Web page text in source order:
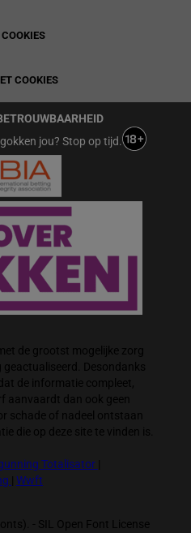
COOKIES
jou? Stop op tijd.
de grootst mogelijke zorg
Desondanks
de informatie compleet,
aanvaardt dan ook geen
schade of nadeel ontstaan
die op deze site te vinden is.
Totalisator
Wwft
- SIL Open Font License